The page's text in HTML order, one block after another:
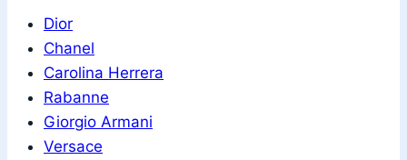
Dior
Chanel
Carolina Herrera
Rabanne
Giorgio Armani
Versace